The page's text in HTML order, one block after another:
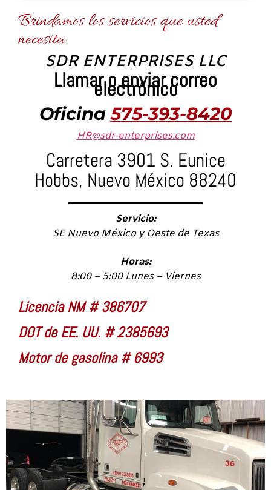
Brindamos los servicios que usted
necesita
SDR ENTERPRISES LLC
Llamar o enviar correo
electrónico
Oficina575-393-8420
HR@sdr-enterprises.com
Carretera 3901 S. Eunice
Hobbs, Nuevo México 88240
Servicio:
SE Nuevo México y Oeste de Texas
Horas:
8:00 – 5:00 Lunes – Viernes
Licencia NM # 386707
DOT de EE. UU. # 2385693
Motor de gasolina # 6993